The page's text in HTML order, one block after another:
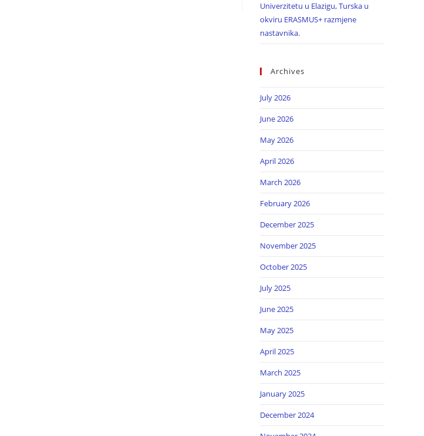
Univerzitetu u Elazigu, Turska u
okviru ERASMUS+ razmjene
nastavnika.
Archives
July 2026
June 2026
May 2026
April 2026
March 2026
February 2026
December 2025
November 2025
October 2025
July 2025
June 2025
May 2025
April 2025
March 2025
January 2025
December 2024